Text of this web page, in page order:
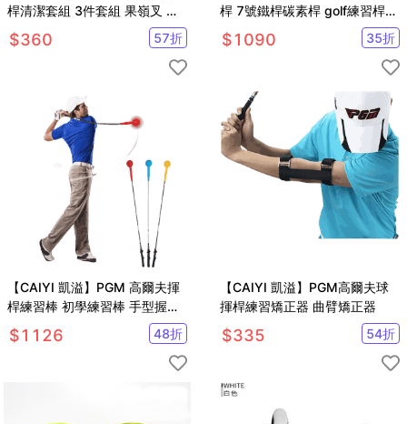
桿清潔套組 3件套組 果嶺叉 雙
面刷 三孔刷
$360 57折
桿 7號鐵桿碳素桿 golf練習桿
初學桿
$1090 35折
【CAIYI 凱溢】PGM 高爾夫揮
桿練習棒 初學練習棒 手型握把
練習揮桿棒 高爾夫球桿 初學球
桿
$1126 48折
【CAIYI 凱溢】PGM高爾夫球
揮桿練習矯正器 曲臂矯正器
$335 54折